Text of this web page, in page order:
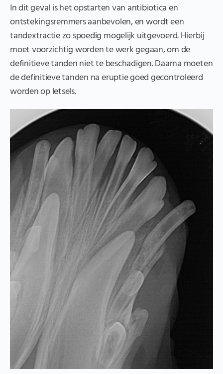
In dit geval is het opstarten van antibiotica en
ontstekingsremmers aanbevolen, en wordt een
tandextractie zo spoedig mogelijk uitgevoerd. Hierbij
moet voorzichtig worden te werk gegaan, om de
definitieve tanden niet te beschadigen. Daarna moeten
de definitieve tanden na eruptie goed gecontroleerd
worden op letsels.